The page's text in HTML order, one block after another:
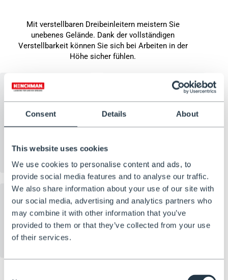
Consent Details About
This website uses cookies
We use cookies to personalise content and ads, to
provide social media features and to analyse our traffic.
We also share information about your use of our site with
our social media, advertising and analytics partners who
may combine it with other information that you’ve
provided to them or that they’ve collected from your use
of their services.
Mit verstellbaren Dreibeinleitern meistern Sie
unebenes Gelände. Dank der vollständigen
Verstellbarkeit können Sie sich bei Arbeiten in der
Höhe sicher fühlen.
Wackelfreies
Design
zertifiziert,
Vertrauenswürdig – mit 4,9 Sternen
Wählen Sie aus unseren